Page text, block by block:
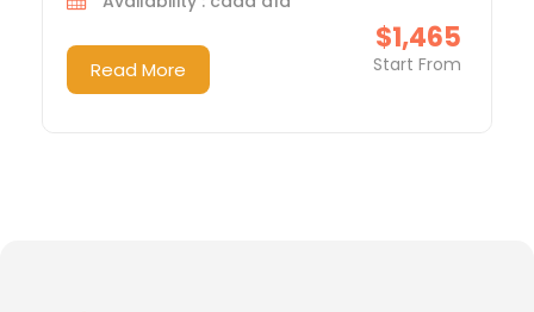
$1,465
Start From
Read More